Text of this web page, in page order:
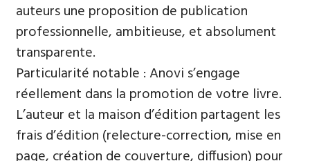
auteurs une proposition de publication
professionnelle, ambitieuse, et absolument
transparente.
Particularité notable : Anovi s’engage
réellement dans la promotion de votre livre.
L’auteur et la maison d’édition partagent les
frais d’édition (relecture-correction, mise en